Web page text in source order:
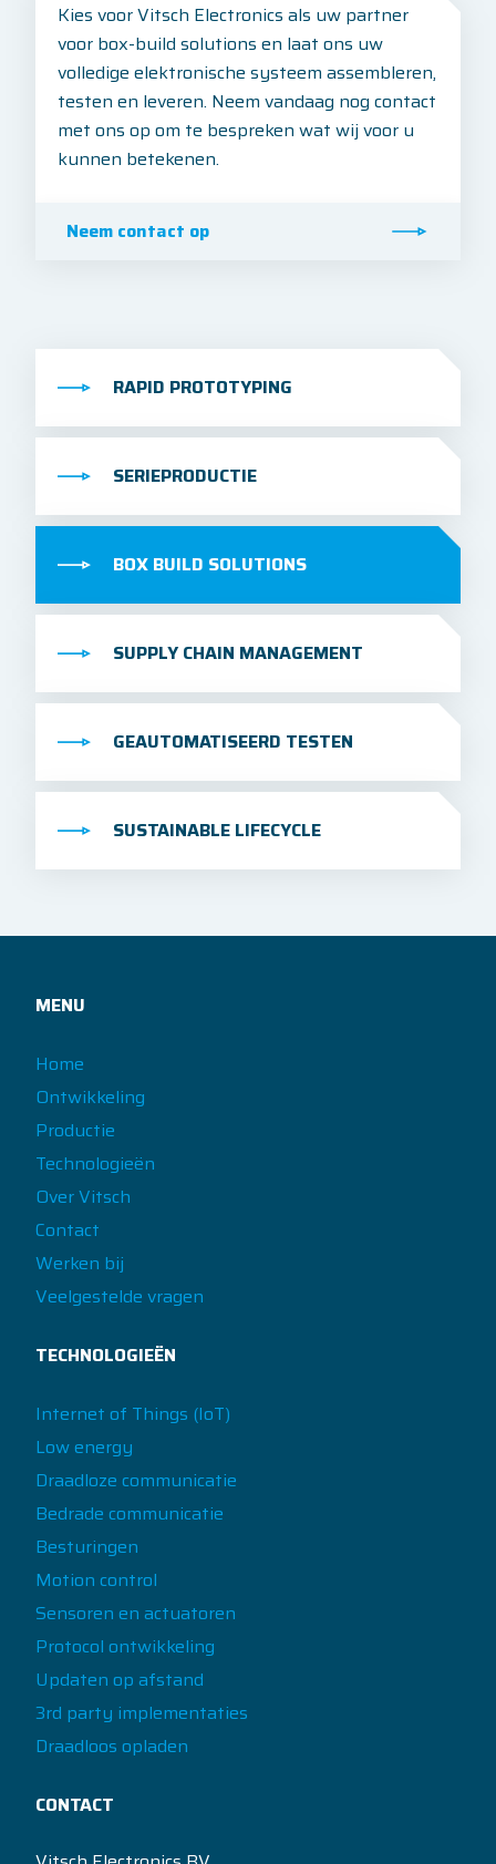
Kies voor Vitsch Electronics als uw partner
voor box-build solutions en laat ons uw
volledige elektronische systeem assembleren,
testen en leveren. Neem vandaag nog contact
met ons op om te bespreken wat wij voor u
kunnen betekenen.
Neem contact op
RAPID PROTOTYPING
SERIEPRODUCTIE
BOX BUILD SOLUTIONS
SUPPLY CHAIN MANAGEMENT
GEAUTOMATISEERD TESTEN
SUSTAINABLE LIFECYCLE
MENU
Home
Ontwikkeling
Productie
Technologieën
Over Vitsch
Contact
Werken bij
Veelgestelde vragen
TECHNOLOGIEËN
Internet of Things (IoT)
Low energy
Draadloze communicatie
Bedrade communicatie
Besturingen
Motion control
Sensoren en actuatoren
Protocol ontwikkeling
Updaten op afstand
3rd party implementaties
Draadloos opladen
CONTACT